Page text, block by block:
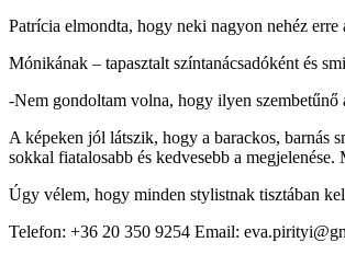
Patrícia elmondta, hogy neki nagyon nehéz
Mónikának – tapasztalt színtanácsadóként és
-Nem gondoltam volna, hogy ilyen szembetűnő
A képeken jól látszik, hogy a barackos, barnás
sokkal fiatalosabb és kedvesebb a
Úgy vélem, hogy minden stylistnak tisztában
Telefon: +36 20 350 9254 Email: